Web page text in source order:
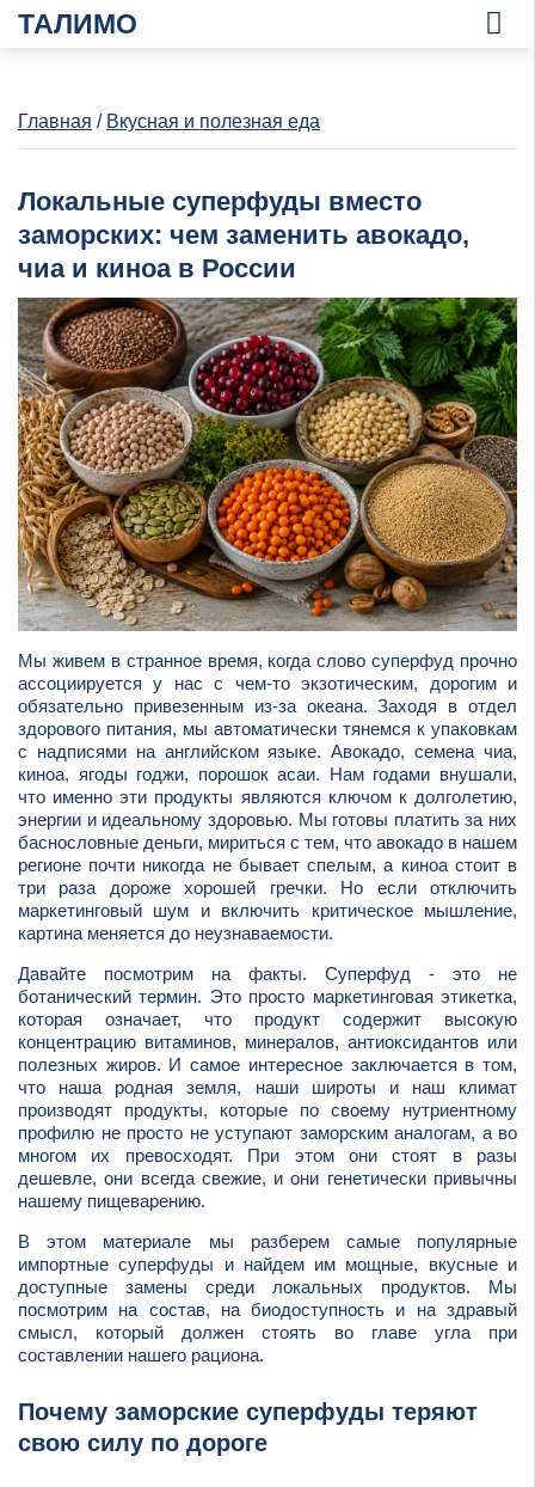
ТАЛИМО
Главная / Вкусная и полезная еда
Локальные суперфуды вместо
заморских: чем заменить авокадо,
чиа и киноа в России
Мы живем в странное время, когда слово суперфуд прочно
ассоциируется у нас с чем-то экзотическим, дорогим и
обязательно привезенным из-за океана. Заходя в отдел
здорового питания, мы автоматически тянемся к упаковкам
с надписями на английском языке. Авокадо, семена чиа,
киноа, ягоды годжи, порошок асаи. Нам годами внушали,
что именно эти продукты являются ключом к долголетию,
энергии и идеальному здоровью. Мы готовы платить за них
баснословные деньги, мириться с тем, что авокадо в нашем
регионе почти никогда не бывает спелым, а киноа стоит в
три раза дороже хорошей гречки. Но если отключить
маркетинговый шум и включить критическое мышление,
картина меняется до неузнаваемости.
Давайте посмотрим на факты. Суперфуд - это не
ботанический термин. Это просто маркетинговая этикетка,
которая означает, что продукт содержит высокую
концентрацию витаминов, минералов, антиоксидантов или
полезных жиров. И самое интересное заключается в том,
что наша родная земля, наши широты и наш климат
производят продукты, которые по своему нутриентному
профилю не просто не уступают заморским аналогам, а во
многом их превосходят. При этом они стоят в разы
дешевле, они всегда свежие, и они генетически привычны
нашему пищеварению.
В этом материале мы разберем самые популярные
импортные суперфуды и найдем им мощные, вкусные и
доступные замены среди локальных продуктов. Мы
посмотрим на состав, на биодоступность и на здравый
смысл, который должен стоять во главе угла при
составлении нашего рациона.
Почему заморские суперфуды теряют
свою силу по дороге